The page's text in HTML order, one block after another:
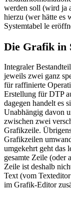
werden soll (wird ja
hierzu (wer hätte es
Systemtabel le
Die Grafik in
Integraler
jeweils zwei ganz
für raffinierte
Erstellung für DTP
dagegen handelt es
Unabhängig davon
zwischen zwei
Grafikzeile.
Grafikzeilen
umgekehrt geht das
gesamte Zeile (oder
Zeile ist deshalb
Text (vom
im Grafik-Editor